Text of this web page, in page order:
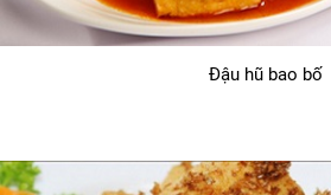
Đậu hũ bao bố